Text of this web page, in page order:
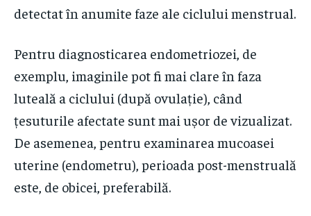
detectat în anumite faze ale ciclului menstrual.
Pentru diagnosticarea endometriozei, de
exemplu, imaginile pot fi mai clare în faza
luteală a ciclului (după ovulație), când
țesuturile afectate sunt mai ușor de vizualizat.
De asemenea, pentru examinarea mucoasei
uterine (endometru), perioada post-menstruală
este, de obicei, preferabilă.